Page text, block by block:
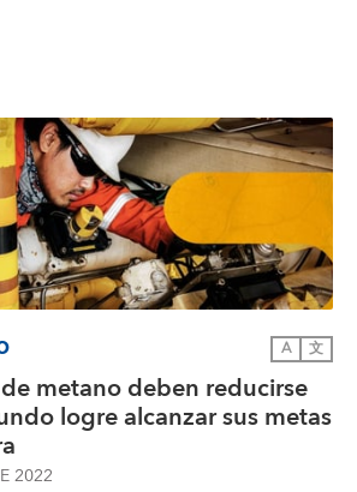
A 文
metano deben reducirse
logre alcanzar sus metas
2022